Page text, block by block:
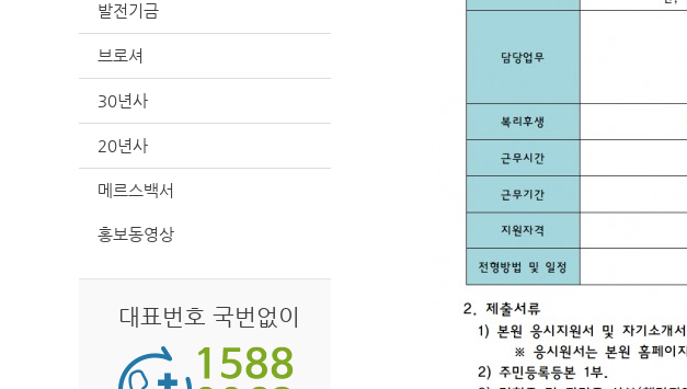
발전기금
브로셔
30년사
20년사
메르스백서
홍보동영상
대표번호 국번없이